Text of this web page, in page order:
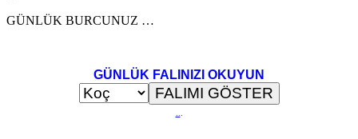
GÜNLÜK BURCUNUZ …
GÜNLÜK FALINIZI OKUYUN